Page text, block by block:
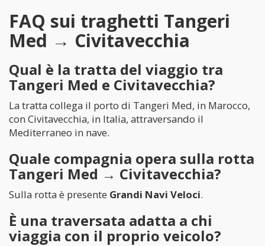
FAQ sui traghetti Tangeri
Med → Civitavecchia
Qual è la tratta del viaggio tra
Tangeri Med e Civitavecchia?
La tratta collega il porto di Tangeri Med, in Marocco,
con Civitavecchia, in Italia, attraversando il
Mediterraneo in nave.
Quale compagnia opera sulla rotta
Tangeri Med → Civitavecchia?
Sulla rotta è presente Grandi Navi Veloci.
È una traversata adatta a chi
viaggia con il proprio veicolo?